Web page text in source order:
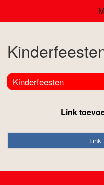
Kinderfeesten
Link
Link